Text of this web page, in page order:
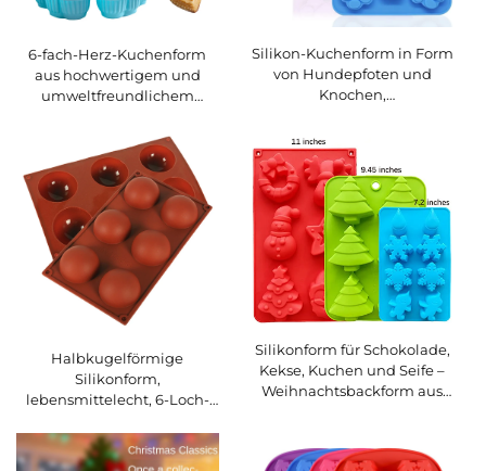
6-fach-Herz-Kuchenform
aus hochwertigem und
umweltfreundlichem
Silikon-Kuchenform in Form
von Hundepfoten und
Knochen,
Premium-Qualität – für
Kekse, Schokolade und
Cookies
Halbkugelförmige
Silikonform,
lebensmittelecht, 6-Loch-
Küchen-Silikonbackform für
Schokoladenkuchen
Silikonform für Schokolade,
Kekse, Kuchen und Seife –
Weihnachtsbackform aus